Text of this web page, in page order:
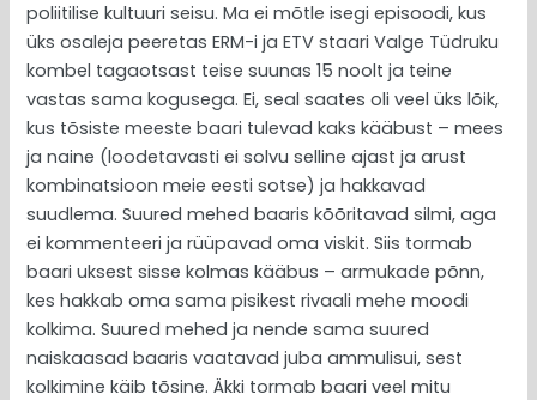
poliitilise kultuuri seisu. Ma ei mõtle isegi episoodi, kus
üks osaleja peeretas ERM-i ja ETV staari Valge Tüdruku
kombel tagaotsast teise suunas 15 noolt ja teine
vastas sama kogusega. Ei, seal saates oli veel üks lõik,
kus tõsiste meeste baari tulevad kaks kääbust – mees
ja naine (loodetavasti ei solvu selline ajast ja arust
kombinatsioon meie eesti sotse) ja hakkavad
suudlema. Suured mehed baaris kõõritavad silmi, aga
ei kommenteeri ja rüüpavad oma viskit. Siis tormab
baari uksest sisse kolmas kääbus – armukade põnn,
kes hakkab oma sama pisikest rivaali mehe moodi
kolkima. Suured mehed ja nende sama suured
naiskaasad baaris vaatavad juba ammulisui, sest
kolkimine käib tõsine. Äkki tormab baari veel mitu